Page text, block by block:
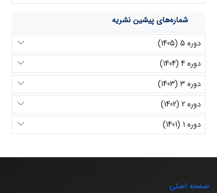
شماره‌های پیشین نشریه
دوره 5 (1405)
دوره 4 (1404)
دوره 3 (1403)
دوره 2 (1402)
دوره 1 (1401)
صفحه اصلی